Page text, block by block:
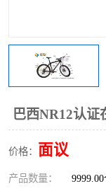
巴西NR12认
价格： 面议
产品数量：